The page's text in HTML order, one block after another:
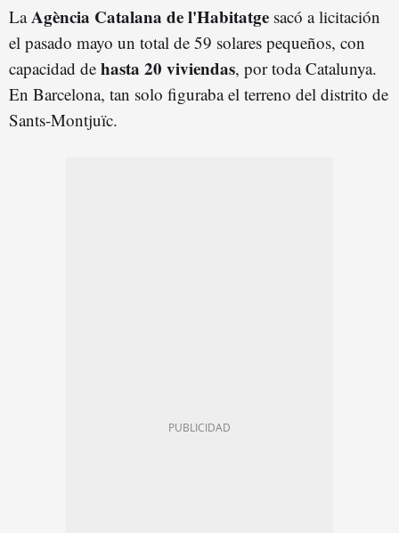
LaAgència Catalana de l'Habitatge sacó a licitación
el pasado mayo un total de 59 solares pequeños, con
capacidad de hasta 20 viviendas, por toda Catalunya.
En Barcelona, tan solo figuraba el terreno del distrito de
Sants-Montjuïc.